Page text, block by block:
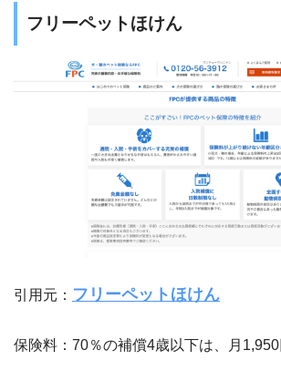
フリーペットほけん
引用元： フリーペットほけん
保険料：70％の補償4歳以下は、月1,950